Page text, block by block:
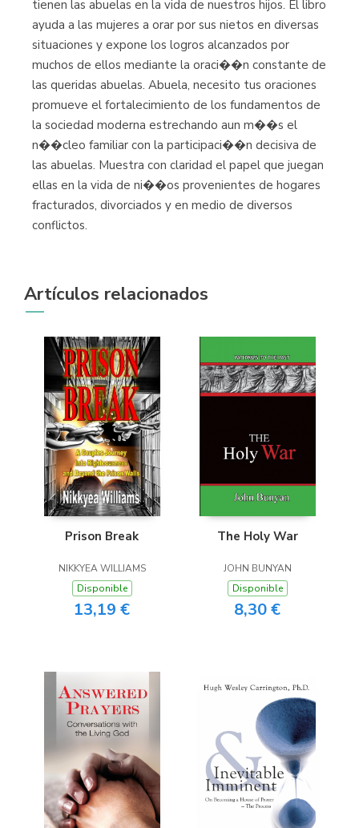
tienen las abuelas en la vida de nuestros hijos. El libro
ayuda a las mujeres a orar por sus nietos en diversas
situaciones y expone los logros alcanzados por
muchos de ellos mediante la oraci��n constante de
las queridas abuelas. Abuela, necesito tus oraciones
promueve el fortalecimiento de los fundamentos de
la sociedad moderna estrechando aun m��s el
n��cleo familiar con la participaci��n decisiva de
las abuelas. Muestra con claridad el papel que juegan
ellas en la vida de ni��os provenientes de hogares
fracturados, divorciados y en medio de diversos
conflictos.
Artículos relacionados
Prison Break
NIKKYEA WILLIAMS
Disponible
13,19 €
The Holy War
JOHN BUNYAN
Disponible
8,30 €